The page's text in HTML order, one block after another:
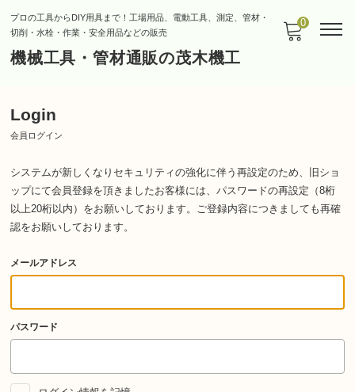
プロの工具からDIY用具まで！工場用品、電動工具、測定、管材・
切削・水栓・作業・安全用品などの販売
機械工具・管材通販の茂木機工
0
Login
会員ログイン
システムが新しくなりセキュリティの強化に伴う再設定のため、旧ショ
ップにて会員登録を頂きましたお客様には、パスワードの再設定（8桁
以上20桁以内）をお願いしております。 ご登録内容につきましても再確
認をお願いしております。
メールアドレス
パスワード